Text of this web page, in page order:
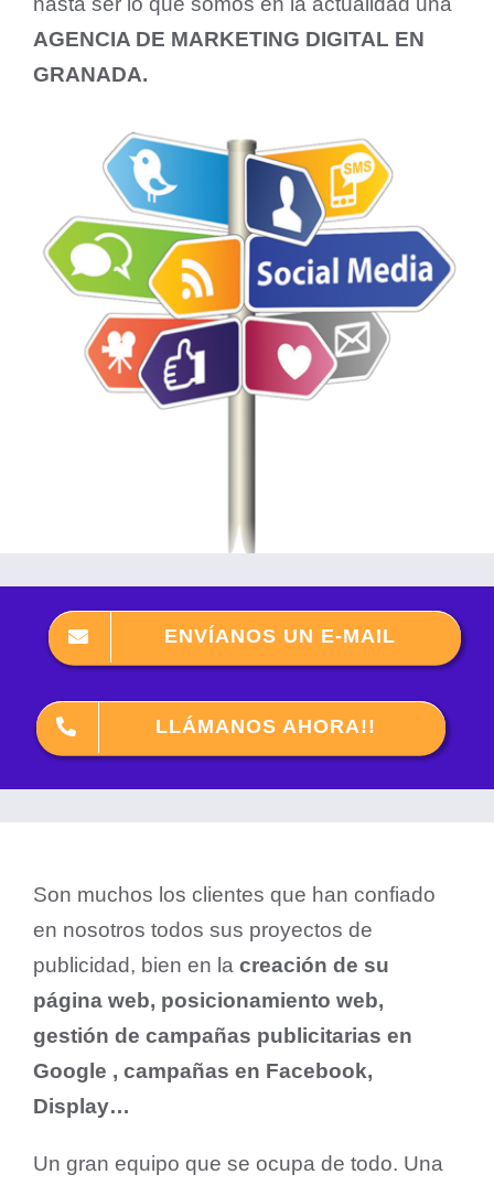
AGENCIA DE MARKETING DIGITAL EN
GRANADA.
ENVÍANOS UN E-MAIL
LLÁMANOS AHORA!!
Son muchos los clientes que han confiado
en nosotros todos sus proyectos de
publicidad, bien en la creación de su
página web, posicionamiento web,
gestión de campañas publicitarias en
Google , campañas en Facebook,
Display…
Un gran equipo que se ocupa de todo. Una